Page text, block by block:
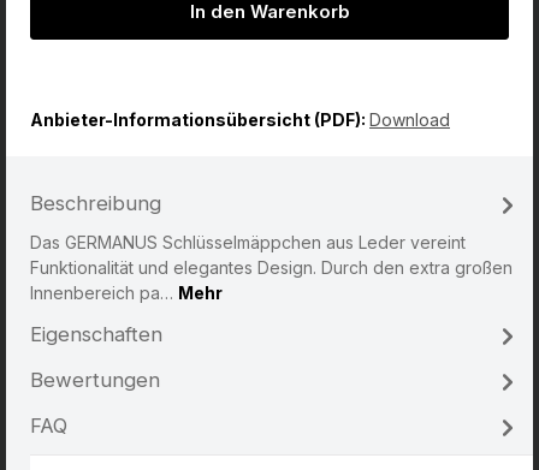
In den Warenkorb
Anbieter-Informationsübersicht (PDF): Download
Beschreibung
Das GERMANUS Schlüsselmäppchen aus Leder vereint
Funktionalität und elegantes Design. Durch den extra großen
Innenbereich pa… Mehr
Eigenschaften
Bewertungen
FAQ